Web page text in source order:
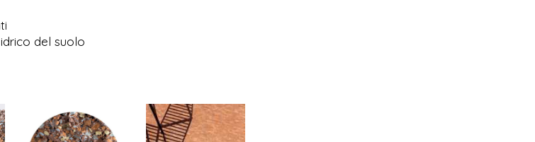
del suolo